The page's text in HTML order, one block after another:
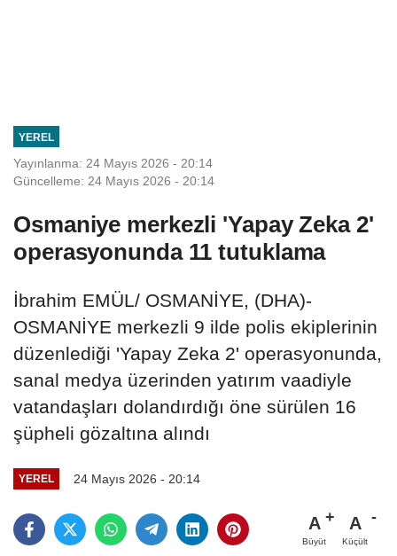
YEREL
Yayınlanma: 24 Mayıs 2026 - 20:14
Güncelleme: 24 Mayıs 2026 - 20:14
Osmaniye merkezli 'Yapay Zeka 2'
operasyonunda 11 tutuklama
İbrahim EMÜL/ OSMANİYE, (DHA)-
OSMANİYE merkezli 9 ilde polis ekiplerinin
düzenlediği 'Yapay Zeka 2' operasyonunda,
sanal medya üzerinden yatırım vaadiyle
vatandaşları dolandırdığı öne sürülen 16
şüpheli gözaltına alındı
YEREL 24 Mayıs 2026 - 20:14
A
Büyüt
A
Küçült